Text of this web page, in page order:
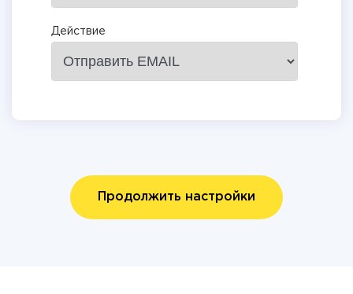
Действие
Продолжить настройки